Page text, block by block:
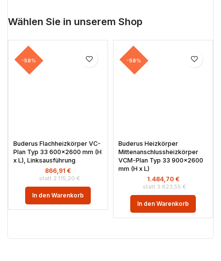
Wählen Sie in unserem Shop
-58%
Buderus Flachheizkörper VC-
Plan Typ 33 600×2600 mm (H
x L), Linksausführung
2.115,20 €
866,91 €
In den Warenkorb
-58%
Buderus Heizkörper
Mittenanschlussheizkörper
VCM-Plan Typ 33 900×2600
mm (H x L)
3.623,55 €
1.484,70 €
In den Warenkorb